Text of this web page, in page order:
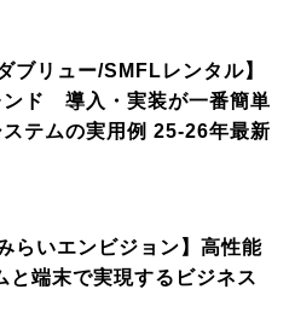
ブリュー/SMFLレンタル】
ンド 導入・実装が一番簡単
テムの実用例 25-26年最新
らいエンビジョン】高性能
と端末で実現するビジネス